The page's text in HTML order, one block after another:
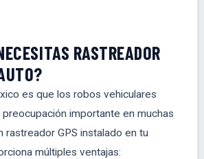
RASTREADOR
es que los robos vehiculares
importante en muchas
rastreador GPS instalado en tu
múltiples ventajas: